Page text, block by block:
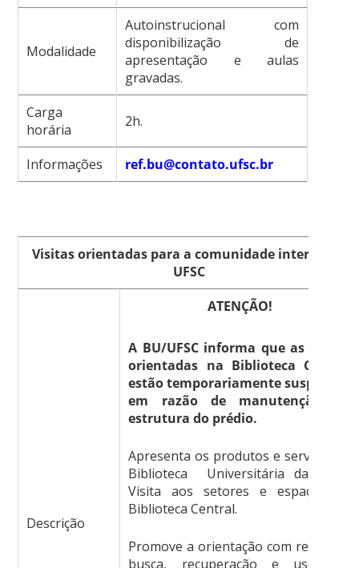
Modalidade
Autoinstrucional com
disponibilização de
apresentação e aulas
gravadas.
Carga
horária
2h.
Informações ref.bu@contato.ufsc.br
Visitas orientadas para a comunidade interna da
UFSC
Descrição
ATENÇÃO!
A BU/UFSC informa que as visitas
orientadas na Biblioteca Central
estão temporariamente suspensas
em razão de manutenção na
estrutura do prédio.
Apresenta os produtos e serviços da
Biblioteca Universitária da UFSC.
Visita aos setores e espaços da
Biblioteca Central.
Promove a orientação com relação à
busca, recuperação e uso das